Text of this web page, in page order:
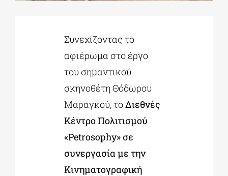
ΕΚΠΑΙΔΕΥΤΙΚΑ ΙΔΡΥΜΑΤΑ
Συνεχίζοντας το
αφιέρωμα στο έργο
του σημαντικού
σκηνοθέτη Θόδωρου
Μαραγκού, τοΔιεθνές
Κέντρο Πολιτισμού
«Petrosophy» σε
συνεργασία με την
Κινηματογραφική